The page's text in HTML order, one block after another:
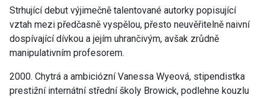
Strhující debut výjimečně talentované autorky popisující
vztah mezi předčasně vyspělou, přesto neuvěřitelně naivní
dospívající dívkou a jejím uhrančivým, avšak zrůdně
manipulativním profesorem.
2000. Chytrá a ambiciózní Vanessa Wyeová, stipendistka
prestižní internátní střední školy Browick, podlehne kouzlu